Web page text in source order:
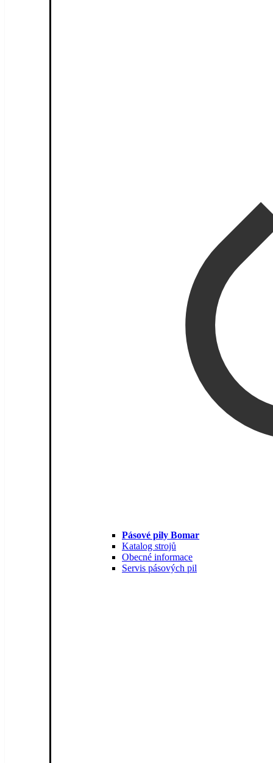
Pásové pily Bomar
Katalog strojů
Obecné informace
Servis pásových pil